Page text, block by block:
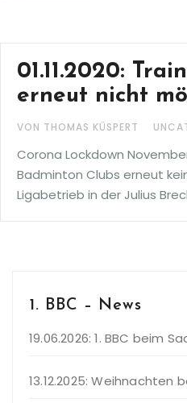
01.11.2020:
erneut nicht
VON THOMAS KÜSPERT
Corona Lockdown
Badminton Clubs erneut
Ligabetrieb in der Julius
1. BBC – News
19.06.2026: 1. BBC beim
13.12.2025: Weihnachten